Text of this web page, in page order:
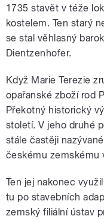
1735 stavět v téže
kostelem. Ten starý
se stal věhlasný
Dientzenhofer.
Když Marie Terezie
opařanské zboží rod
Překotný historický
století. V jeho druhé
stále častěji
českému zemskému
Ten jej nakonec
tu po stavebních
zemský filiální ústav